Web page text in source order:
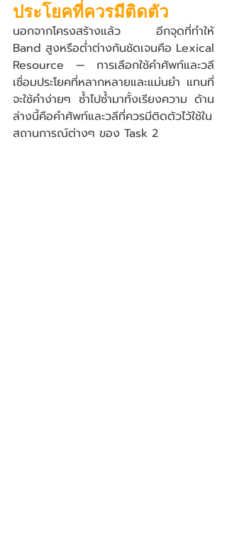
ประโยคที่ควรมีติดตัว
นอกจากโครงสร้างแล้ว อีกจุดที่ทำให้
Band สูงหรือต่ำต่างกันชัดเจนคือ Lexical
Resource — การเลือกใช้คำศัพท์และวลี
เชื่อมประโยคที่หลากหลายและแม่นยำ แทนที่
จะใช้คำง่ายๆ ซ้ำไปซ้ำมาทั้งเรียงความ ด้าน
ล่างนี้คือคำศัพท์และวลีที่ควรมีติดตัวไว้ใช้ใน
สถานการณ์ต่างๆ ของ Task 2